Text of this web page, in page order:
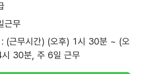
근무
: (근무시간) (오후) 1시 30분 ~ (오
30분, 주 6일 근무